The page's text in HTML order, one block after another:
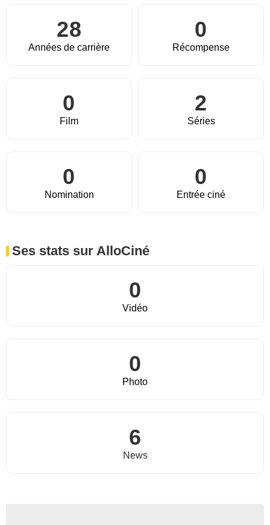
28
Années de carrière
0
Récompense
0
Film
2
Séries
0
Nomination
0
Entrée ciné
Ses stats sur AlloCiné
0
Vidéo
0
Photo
6
News